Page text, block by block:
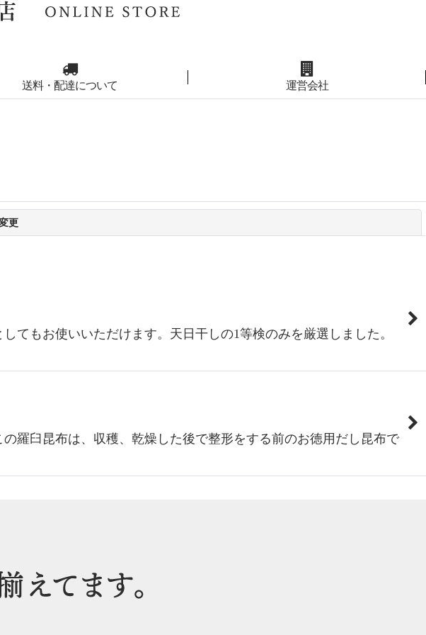
送料・配達について 運営会社
更
てもお使いいただけます。天日干しの1等検のみを厳選しました。
羅臼昆布は、収穫、乾燥した後で整形をする前のお徳用だし昆布で